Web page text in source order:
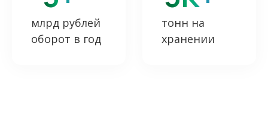
млрд рублей
оборот в год
тонн на
хранении